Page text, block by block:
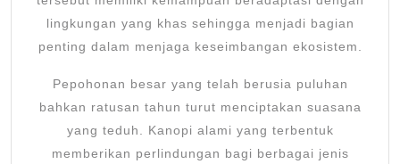
lingkungan yang khas sehingga menjadi bagian
penting dalam menjaga keseimbangan ekosistem.
Pepohonan besar yang telah berusia puluhan
bahkan ratusan tahun turut menciptakan suasana
yang teduh. Kanopi alami yang terbentuk
memberikan perlindungan bagi berbagai jenis